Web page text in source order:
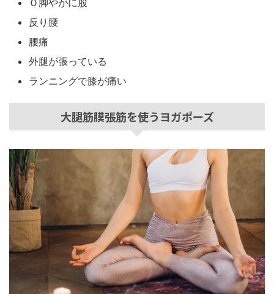
Ｏ脚やがに股
反り腰
腰痛
外腿が張っている
ランニングで膝が痛い
大腿筋膜張筋を使うヨガポーズ